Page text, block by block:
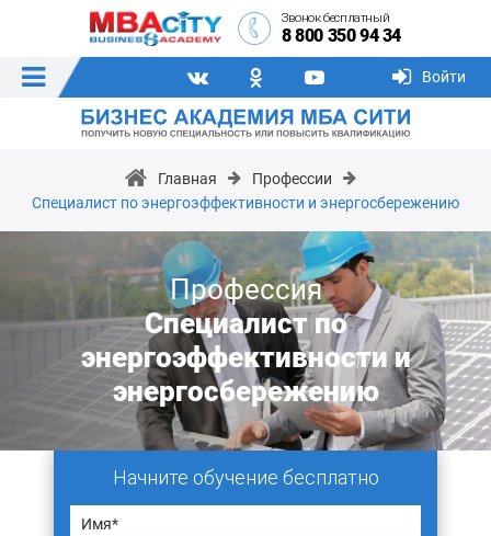
Звонок бесплатный
8 800 350 94 34
Войти
Главная
Профессии
Специалист по энергоэффективности и энергосбережению
Профессия
Специалист по
энергоэффективности и
энергосбережению
Начните обучение бесплатно